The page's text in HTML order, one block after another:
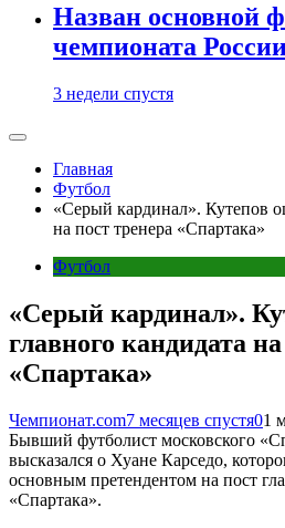
Назван основной
чемпионата
3 недели спустя
Главная
Футбол
«Серый кардинал». Кутепов
на пост тренера «Спартака»
Футбол
«Серый кардинал».
главного кандидата
«Спартака»
Чемпионат.com7 месяцев спустя01
Бывший футболист московского
высказался о Хуане Карседо,
основным претендентом на пост
«Спартака».